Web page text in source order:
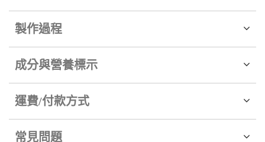
製作過程
成分與營養標示
運費/付款方式
常見問題